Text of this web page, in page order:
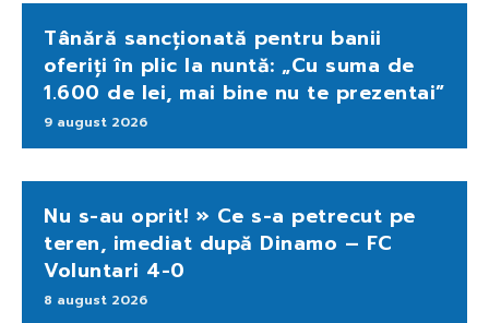
Tânără sancționată pentru banii
oferiți în plic la nuntă: „Cu suma de
1.600 de lei, mai bine nu te prezentai”
9 august 2026
Nu s-au oprit! » Ce s-a petrecut pe
teren, imediat după Dinamo – FC
Voluntari 4-0
8 august 2026